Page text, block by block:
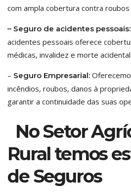
com ampla cobertura contra roubos
– Seguro de acidentes pessoais:
acidentes pessoais oferece
médicas, invalidez e morte acidental.
– Seguro Empresarial:
incêndios, roubos, danos à
garantir a continuidade das suas
No Setor
Rural temos
de Seguros